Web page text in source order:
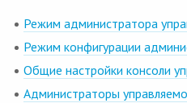
Режим администратора
Режим конфигурации
Общие настройки консоли
Администраторы